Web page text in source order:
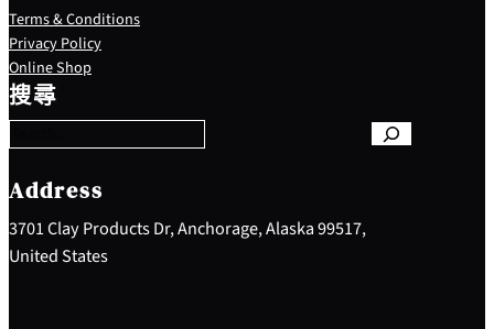
Terms & Conditions
Privacy Policy
Online Shop
搜尋
S
e
a
c
h
Address
3701 Clay Products Dr, Anchorage, Alaska 99517,
United States